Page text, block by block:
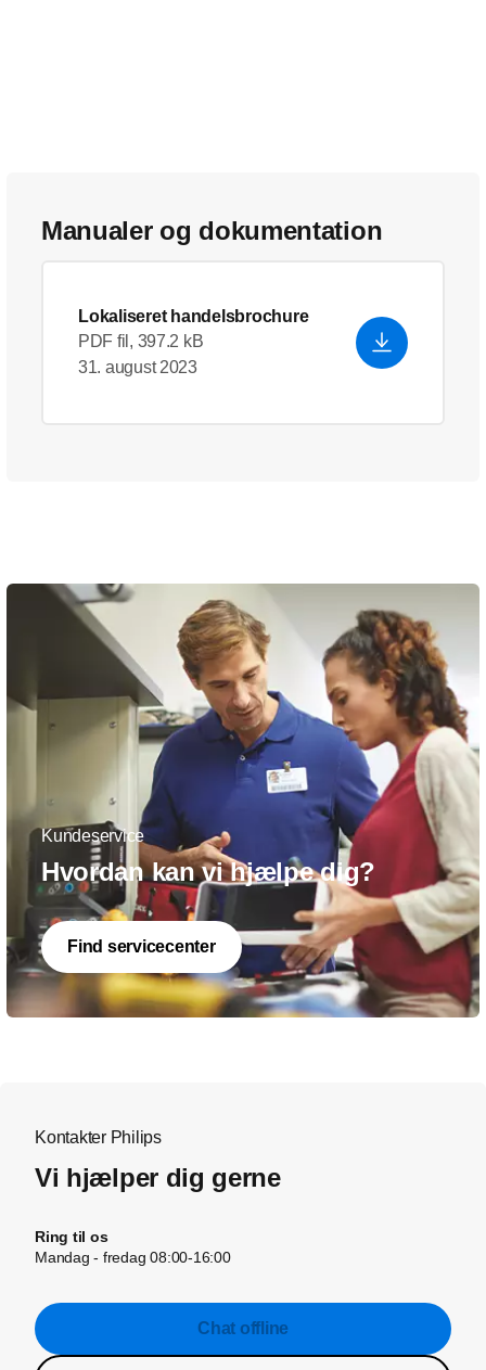
Manualer og dokumentation
Lokaliseret handelsbrochure
PDF fil, 397.2 kB
31. august 2023
Kundeservice
Hvordan kan vi hjælpe dig?
Find servicecenter
Kontakter Philips
Vi hjælper dig gerne
Ring til os
Mandag - fredag 08:00-16:00
Chat offline